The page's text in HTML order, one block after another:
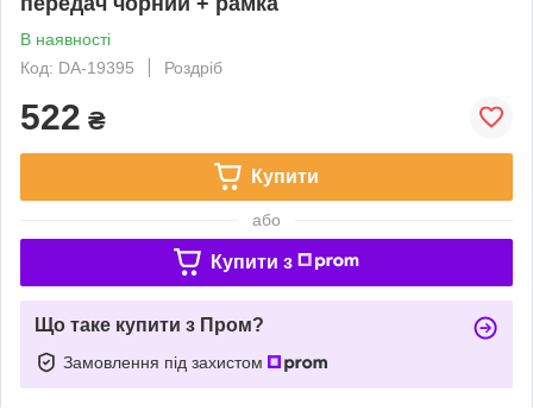
В наявності
Код: DA-19395
Роздріб
522 ₴
Купити
або
Купити з
Що таке купити з Пром?
Замовлення під захистом